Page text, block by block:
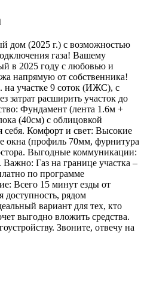
дом (2025 г.) с возможностью
газа! Вашему
в 2025 году с любовью и
напрямую от собственника!
на участке 9 соток (ИЖС), с
затрат расширить участок до
Фундамент (лента 1.6м +
(40см) с облицовкой
себя. Комфорт и свет: Высокие
окна (профиль 70мм, фурнитура
Выгодные коммуникации:
Газ на границе участка –
по программе
Всего 15 минут езды от
доступность, рядом
вариант для тех, кто
выгодно вложить средства.
Звоните, отвечу на